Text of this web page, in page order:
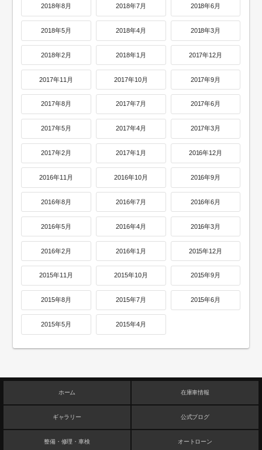
2018年8月 2018年7月 2018年6月
2018年5月 2018年4月 2018年3月
2018年2月 2018年1月 2017年12月
2017年11月 2017年10月 2017年9月
2017年8月 2017年7月 2017年6月
2017年5月 2017年4月 2017年3月
2017年2月 2017年1月 2016年12月
2016年11月 2016年10月 2016年9月
2016年8月 2016年7月 2016年6月
2016年5月 2016年4月 2016年3月
2016年2月 2016年1月 2015年12月
2015年11月 2015年10月 2015年9月
2015年8月 2015年7月 2015年6月
2015年5月 2015年4月
ホーム 在庫車情報
ギャラリー 公式ブログ
整備・修理・車検 オートローン